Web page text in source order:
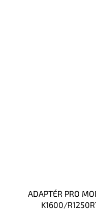
ADAPTÉR PRO
K1600/